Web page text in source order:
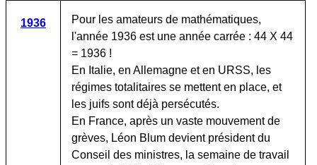
1936
Pour les amateurs de mathématiques,
l'année 1936 est une année carrée : 44 X 44
= 1936 !
En Italie, en Allemagne et en URSS, les
régimes totalitaires se mettent en place, et
les juifs sont déjà persécutés.
En France, après un vaste mouvement de
grèves, Léon Blum devient président du
Conseil des ministres, la semaine de travail